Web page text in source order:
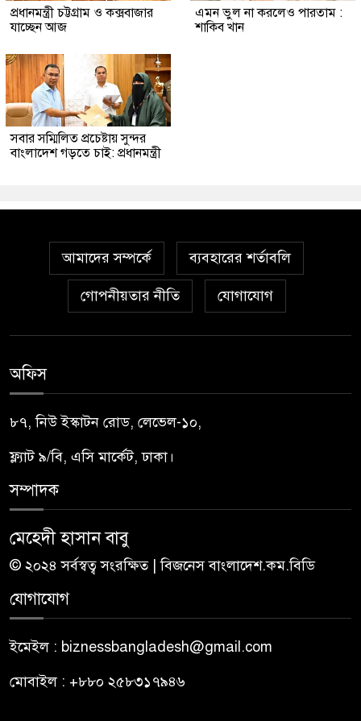
প্রধানমন্ত্রী চট্টগ্রাম ও কক্সবাজার
যাচ্ছেন আজ
এমন ভুল না করলেও পারতাম :
শাকিব খান
সবার সম্মিলিত প্রচেষ্টায় সুন্দর
বাংলাদেশ গড়তে চাই: প্রধানমন্ত্রী
আমাদের সম্পর্কে ব্যবহারের শর্তাবলি
গোপনীয়তার নীতি যোগাযোগ
অফিস
৮৭, নিউ ইস্কাটন রোড, লেভেল-১০,
ফ্ল্যাট ৯/বি, এসি মার্কেট, ঢাকা।
সম্পাদক
মেহেদী হাসান বাবু
© ২০২৪ সর্বস্বত্ব সংরক্ষিত | বিজনেস বাংলাদেশ.কম.বিডি
যোগাযোগ
ইমেইল : biznessbangladesh@gmail.com
মোবাইল : +৮৮০ ২৫৮৩১৭৯৪৬